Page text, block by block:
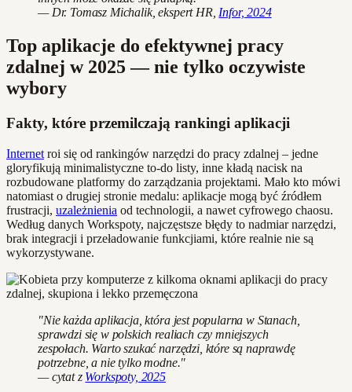
— Dr. Tomasz Michalik, ekspert HR, Infor, 2024
Top aplikacje do efektywnej pracy
zdalnej w 2025 — nie tylko oczywiste
wybory
Fakty, które przemilczają rankingi aplikacji
Internet roi się od rankingów narzędzi do pracy zdalnej – jedne
gloryfikują minimalistyczne to-do listy, inne kładą nacisk na
rozbudowane platformy do zarządzania projektami. Mało kto mówi
natomiast o drugiej stronie medalu: aplikacje mogą być źródłem
frustracji, uzależnienia od technologii, a nawet cyfrowego chaosu.
Według danych Workspoty, najczęstsze błędy to nadmiar narzędzi,
brak integracji i przeładowanie funkcjiami, które realnie nie są
wykorzystywane.
"Nie każda aplikacja, która jest popularna w Stanach,
sprawdzi się w polskich realiach czy mniejszych
zespołach. Warto szukać narzędzi, które są naprawdę
potrzebne, a nie tylko modne."
— cytat z Workspoty, 2025